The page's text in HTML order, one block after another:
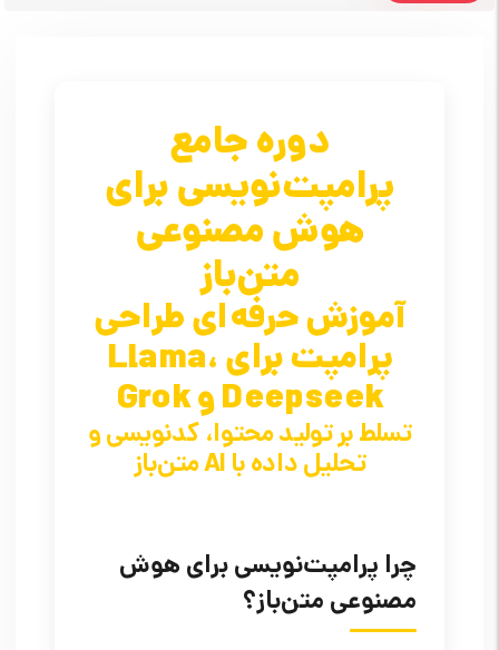
دوره جامع
پرامپت‌نویسی برای
هوش مصنوعی
متن‌باز
آموزش حرفه‌ای طراحی
پرامپت برای Llama،
Deepseek و Grok
تسلط بر تولید محتوا، کدنویسی و
تحلیل داده با AI متن‌باز
چرا پرامپت‌نویسی برای هوش
مصنوعی متن‌باز؟